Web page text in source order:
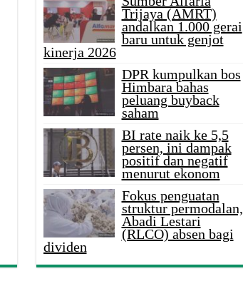
Trijaya (AMRT)
andalkan 1.000 gerai
baru untuk genjot
kinerja 2026
DPR kumpulkan bos
Himbara bahas
peluang buyback
saham
BI rate naik ke 5,5
persen, ini dampak
positif dan negatif
menurut ekonom
Fokus penguatan
struktur permodalan,
Abadi Lestari
(RLCO) absen bagi
dividen